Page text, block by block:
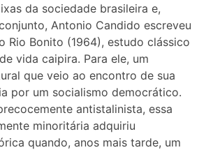
da sociedade brasileira e,
Antonio Candido escreveu
Rio Bonito (1964), estudo clássico
vida caipira. Para ele, um
que veio ao encontro de sua
por um socialismo democrático.
antistalinista, essa
minoritária adquiriu
quando, anos mais tarde, um